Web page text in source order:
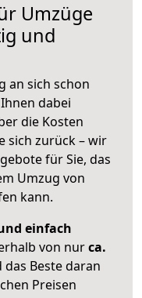
Umzüge
und
an sich schon
dabei
die Kosten
sich zurück – wir
für Sie, das
Umzug von
kann.
einfach
von nurca.
Beste daran
Preisen